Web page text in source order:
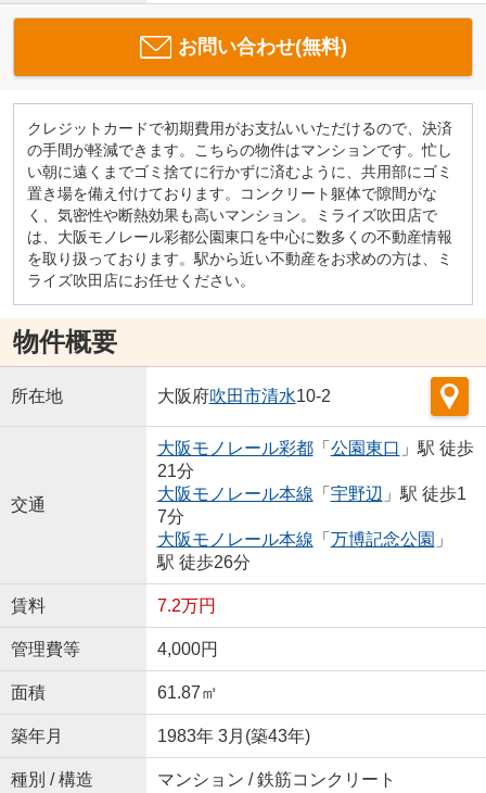
お問い合わせ(無料)
クレジットカードで初期費用がお支払いいただけるので、決済
の手間が軽減できます。こちらの物件はマンションです。忙し
い朝に遠くまでゴミ捨てに行かずに済むように、共用部にゴミ
置き場を備え付けております。コンクリート躯体で隙間がな
く、気密性や断熱効果も高いマンション。ミライズ吹田店で
は、大阪モノレール彩都公園東口を中心に数多くの不動産情報
を取り扱っております。駅から近い不動産をお求めの方は、ミ
ライズ吹田店にお任せください。
物件概要
所在地 大阪府吹田市清水10-2
交通
大阪モノレール彩都「 公園東口 」駅 徒歩
21分
大阪モノレール本線 「 宇野辺 」駅 徒歩1
7分
大阪モノレール本線 「 万博記念公園 」
駅 徒歩26分
賃料 7.2万円
管理費等 4,000円
面積 61.87㎡
築年月 1983年 3月(築43年)
種別 / 構造 マンション / 鉄筋コンクリート